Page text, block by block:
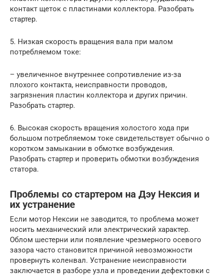
контакт щеток с пластинами коллектора. Разобрать
стартер.
5. Низкая скорость вращения вала при малом
потребляемом токе:
– увеличенное внутреннее сопротивление из-за
плохого контакта, неисправности проводов,
загрязнения пластин коллектора и других причин.
Разобрать стартер.
6. Высокая скорость вращения холостого хода при
большом потребляемом токе свидетельствует обычно о
коротком замыкании в обмотке возбуждения.
Разобрать стартер и проверить обмотки возбуждения
статора.
Проблемы со стартером на Дэу Нексия и
их устранение
Если мотор Нексии не заводится, то проблема может
носить механический или электрический характер.
Облом шестерни или появление чрезмерного осевого
зазора часто становится причиной невозможности
провернуть коленвал. Устранение неисправности
заключается в разборе узла и проведении дефектовки с